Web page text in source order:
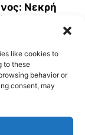
Νεκρή
στην
like cookies to
to these
behavior or
consent, may